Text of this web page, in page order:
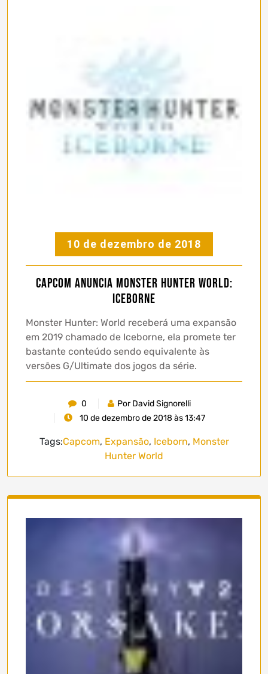
10 de dezembro de 2018
Capcom anuncia Monster Hunter World:
Iceborne
Monster Hunter: World receberá uma expansão
em 2019 chamado de Iceborne, ela promete ter
bastante conteúdo sendo equivalente às
versões G/Ultimate dos jogos da série.
0
Por David Signorelli
10 de dezembro de 2018 às 13:47
Tags:Capcom, Expansão, Iceborn, Monster
Hunter World